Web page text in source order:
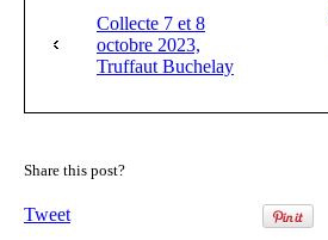
Collecte 7 et 8
octobre 2023,
Truffaut Buchelay
Share this post?
Tweet